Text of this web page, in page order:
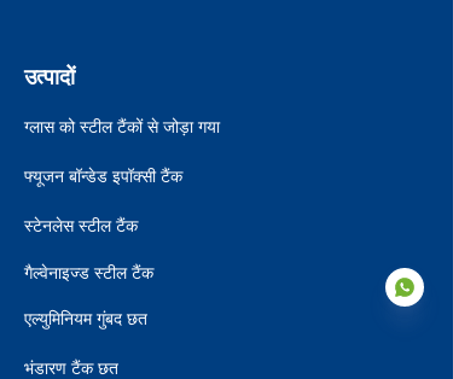
उत्पादों
ग्लास को स्टील टैंकों से जोड़ा गया
फ्यूजन बॉन्डेड इपॉक्सी टैंक
स्टेनलेस स्टील टैंक
गैल्वेनाइज्ड स्टील टैंक
एल्युमिनियम गुंबद छत
भंडारण टैंक छत